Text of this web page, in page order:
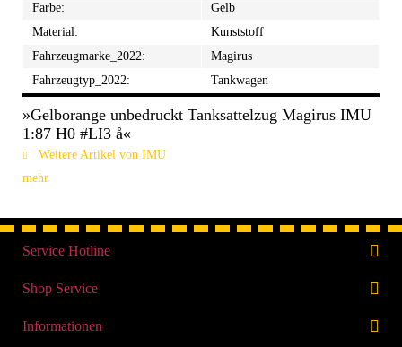
Farbe:
Gelb
Material:
Kunststoff
Fahrzeugmarke_2022:
Magirus
Fahrzeugtyp_2022:
Tankwagen
»Gelborange unbedruckt Tanksattelzug Magirus IMU
1:87 H0 #LI3 å«
Weitere Artikel von IMU
mehr
Service Hotline
Shop Service
Informationen